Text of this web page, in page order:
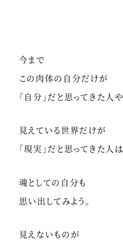
今まで
この肉体の自分だけが
「自分」だと思ってきた人や
見えている世界だけが
「現実」だと思ってきた人は
魂としての自分も
思い出してみよう。
見えないものが